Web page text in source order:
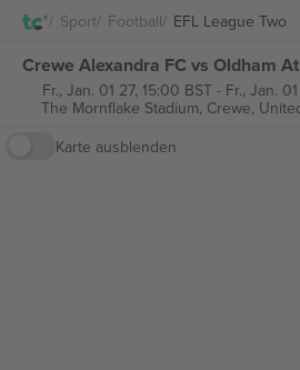
Sport Football EFL League Two
Fr., Jan. 01 27, 15:00 BST- Fr., Jan.
The Mornflake Stadium, Crewe,
Karte ausblenden